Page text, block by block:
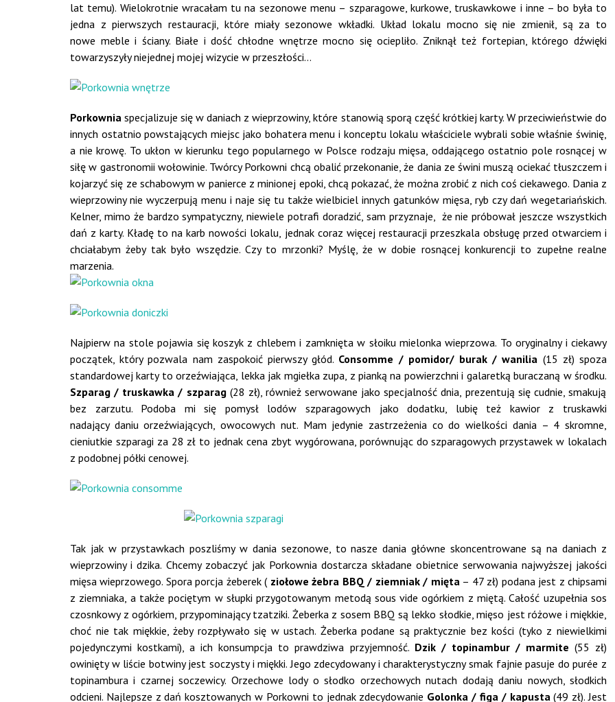
lat temu). Wielokrotnie wracałam tu na sezonowe menu – szparagowe, kurkowe, truskawkowe i inne – bo była to
jedna z pierwszych restauracji, które miały sezonowe wkładki. Układ lokalu mocno się nie zmienił, są za to
nowe meble i ściany. Białe i dość chłodne wnętrze mocno się ociepliło. Zniknął też fortepian, którego dźwięki
towarzyszyły niejednej mojej wizycie w przeszłości…
Porkownia specjalizuje się w daniach z wieprzowiny, które stanowią sporą część krótkiej karty. W przeciwieństwie do
innych ostatnio powstających miejsc jako bohatera menu i konceptu lokalu właściciele wybrali sobie właśnie świnię,
a nie krowę. To ukłon w kierunku tego popularnego w Polsce rodzaju mięsa, oddającego ostatnio pole rosnącej w
siłę w gastronomii wołowinie. Twórcy Porkowni chcą obalić przekonanie, że dania ze świni muszą ociekać tłuszczem i
kojarzyć się ze schabowym w panierce z minionej epoki, chcą pokazać, że można zrobić z nich coś ciekawego. Dania z
wieprzowiny nie wyczerpują menu i naje się tu także wielbiciel innych gatunków mięsa, ryb czy dań wegetariańskich.
Kelner, mimo że bardzo sympatyczny, niewiele potrafi doradzić, sam przyznaje, że nie próbował jeszcze wszystkich
dań z karty. Kładę to na karb nowości lokalu, jednak coraz więcej restauracji przeszkala obsługę przed otwarciem i
chciałabym żeby tak było wszędzie. Czy to mrzonki? Myślę, że w dobie rosnącej konkurencji to zupełne realne
marzenia.
Najpierw na stole pojawia się koszyk z chlebem i zamknięta w słoiku mielonka wieprzowa. To oryginalny i ciekawy
początek, który pozwala nam zaspokoić pierwszy głód. Consomme / pomidor/ burak / wanilia (15 zł) spoza
standardowej karty to orzeźwiająca, lekka jak mgiełka zupa, z pianką na powierzchni i galaretką buraczaną w środku.
Szparag / truskawka / szparag(28 zł), również serwowane jako specjalność dnia, prezentują się cudnie, smakują
bez zarzutu. Podoba mi się pomysł lodów szparagowych jako dodatku, lubię też kawior z truskawki
nadający daniu orzeźwiających, owocowych nut. Mam jedynie zastrzeżenia co do wielkości dania – 4 skromne,
cieniutkie szparagi za 28 zł to jednak cena zbyt wygórowana, porównując do szparagowych przystawek w lokalach
z podobnej półki cenowej.
Tak jak w przystawkach poszliśmy w dania sezonowe, to nasze dania główne skoncentrowane są na daniach z
wieprzowiny i dzika. Chcemy zobaczyć jak Porkownia dostarcza składane obietnice serwowania najwyższej jakości
mięsa wieprzowego. Spora porcja żeberek (ziołowe żebra BBQ / ziemniak / mięta– 47 zł) podana jest z chipsami
z ziemniaka, a także pociętym w słupki przygotowanym metodą sous vide ogórkiem z miętą. Całość uzupełnia sos
czosnkowy z ogórkiem, przypominający tzatziki. Żeberka z sosem BBQ są lekko słodkie, mięso jest różowe i miękkie,
choć nie tak miękkie, żeby rozpływało się w ustach. Żeberka podane są praktycznie bez kości (tyko z niewielkimi
pojedynczymi kostkami), a ich konsumpcja to prawdziwa przyjemność. Dzik / topinambur / marmite (55 zł)
owinięty w liście botwiny jest soczysty i miękki. Jego zdecydowany i charakterystyczny smak fajnie pasuje do purée z
topinambura i czarnej soczewicy. Orzechowe lody o słodko orzechowych nutach dodają daniu nowych, słodkich
odcieni. Najlepsze z dań kosztowanych w Porkowni to jednak zdecydowanie Golonka / figa / kapusta(49 zł). Jest